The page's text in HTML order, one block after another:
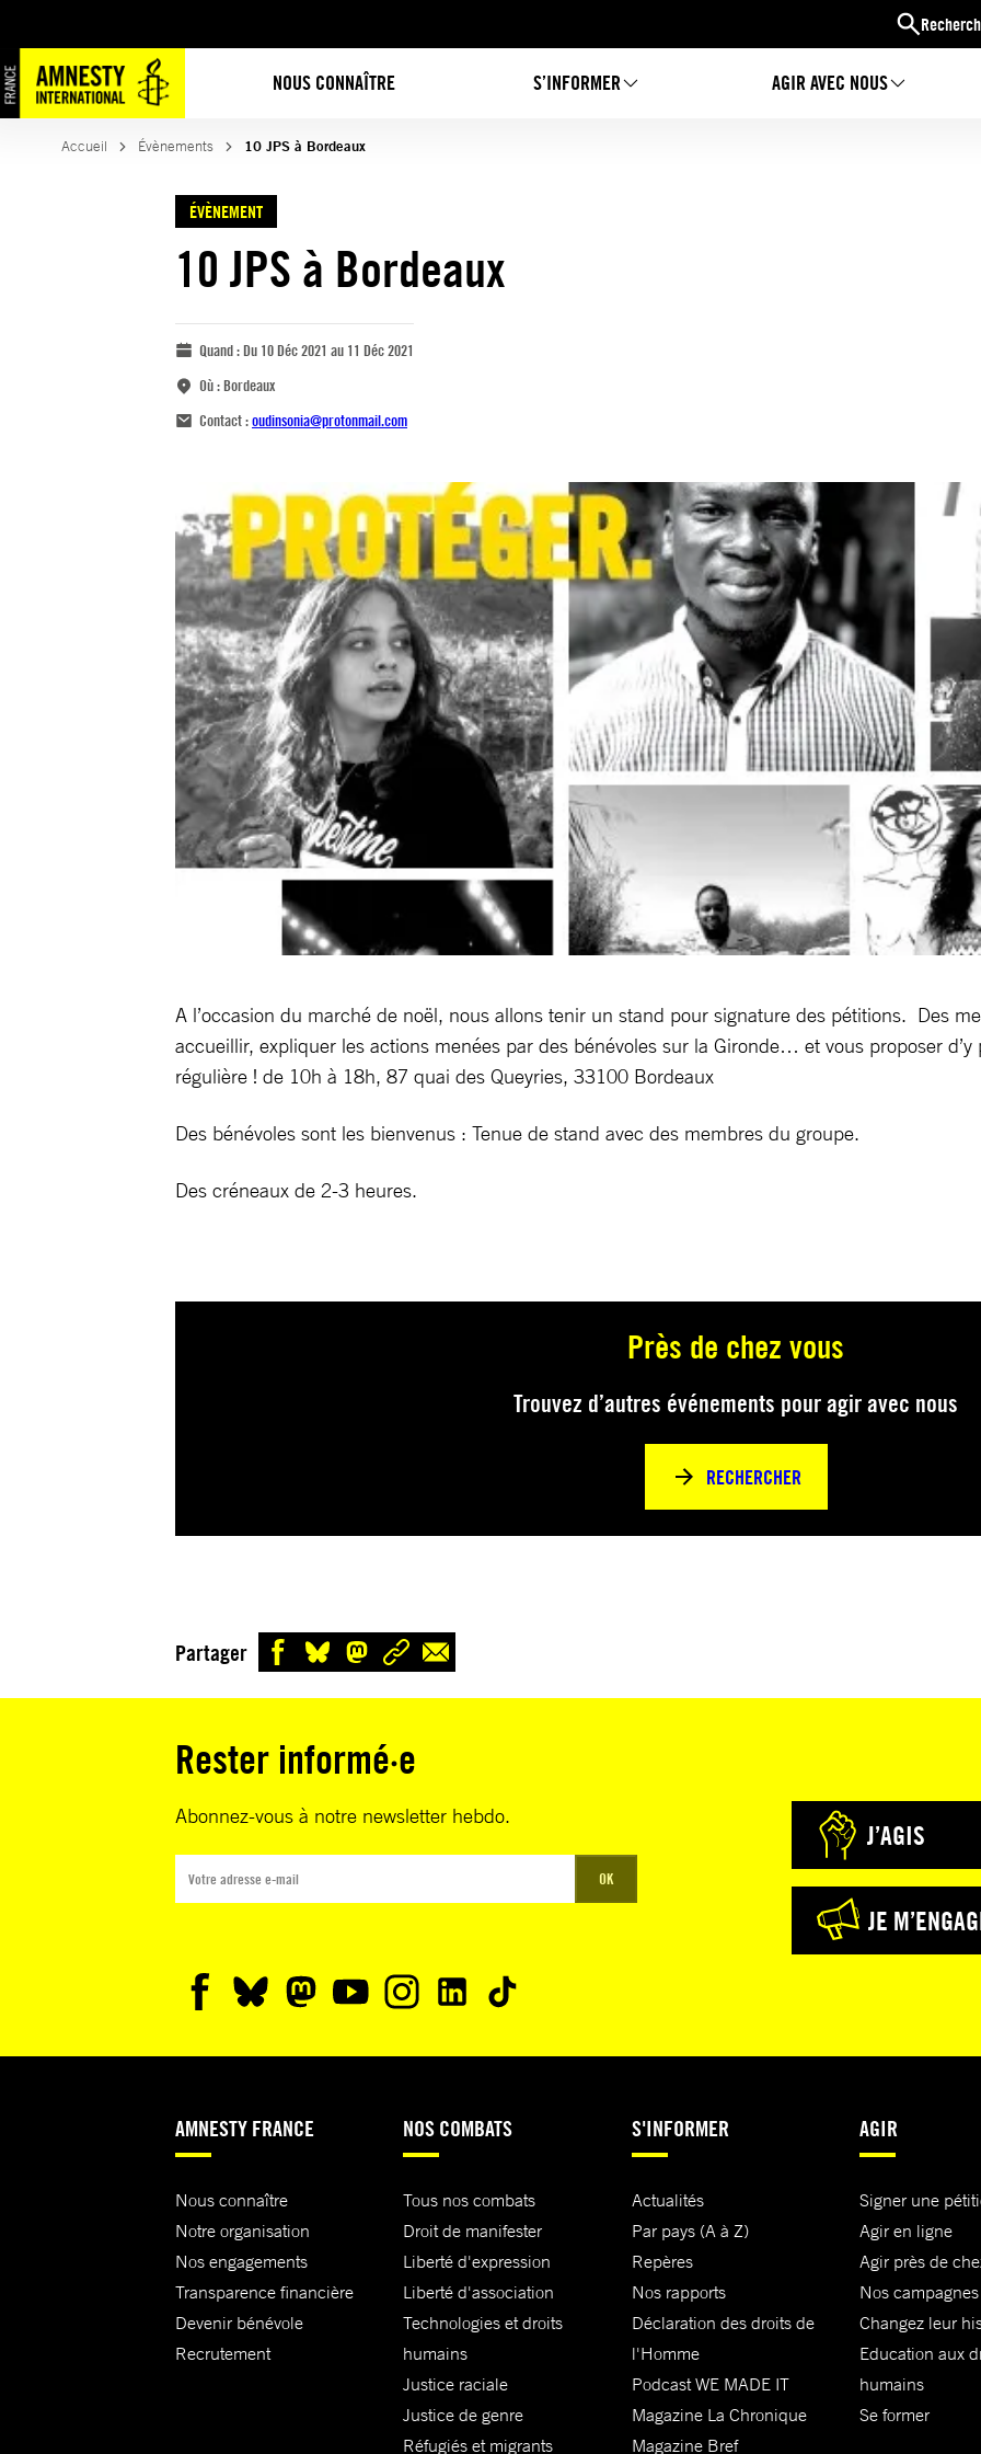
NOUS CONNAÎTRE S’INFORMER AGIR AVEC NOUS
Accueil Évènements 10 JPS à Bordeaux
ÉVÈNEMENT
10 JPS à Bordeaux
Quand :Du 10 Déc 2021 au 11 Déc 2021
Où :Bordeaux
Contact :oudinsonia@protonmail.com
A l’occasion du marché de noël, nous allons tenir un stand pour signature des pétitions. Des
accueillir, expliquer les actions menées par des bénévoles sur la Gironde… et vous proposer
régulière ! de 10h à 18h, 87 quai des Queyries, 33100 Bordeaux
Des bénévoles sont les bienvenus : Tenue de stand avec des membres du groupe.
Des créneaux de 2-3 heures.
Près de chez vous
Trouvez d’autres événements pour agir avec nous
RECHERCHER
Partager
Rester informé·e
Abonnez-vous à notre newsletter hebdo.
OK
J’AGIS
JE
AMNESTY FRANCE
Nous connaître
Notre organisation
Nos engagements
Transparence financière
Devenir bénévole
Recrutement
NOS COMBATS
Tous nos combats
Droit de manifester
Liberté d'expression
Liberté d'association
Technologies et droits
humains
Justice raciale
Justice de genre
Réfugiés et migrants
S'INFORMER
Actualités
Par pays (A à Z)
Repères
Nos rapports
Déclaration des droits de
l'Homme
Podcast WE MADE IT
Magazine La Chronique
Magazine Bref
AGIR
Signer une
Agir en ligne
Agir près de
Nos campagnes
Changez leur
Education aux
humains
Se former